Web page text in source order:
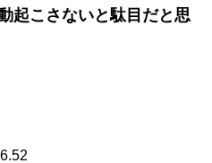
起こさないと駄目だと思